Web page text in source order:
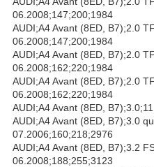
06.2008;147;200;1984
AUDI;A4 Avant (8ED, B7);2.0
06.2008;147;200;1984
AUDI;A4 Avant (8ED, B7);2.0
06.2008;162;220;1984
AUDI;A4 Avant (8ED, B7);2.0
06.2008;162;220;1984
AUDI;A4 Avant (8ED,
AUDI;A4 Avant (8ED, B7);3.0
07.2006;160;218;2976
AUDI;A4 Avant (8ED, B7);3.2
06.2008;188;255;3123